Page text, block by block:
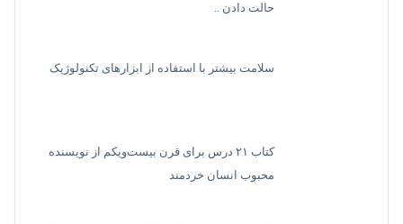
حالت دادن ..
سلامت بیشتر با استفاده از ابزارهای تکنولوژیک
کتاب ۲۱ درس برای قرن بیست‌ویکم از نویسنده
محبوب انسان خردمند